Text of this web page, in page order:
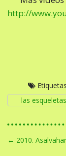
http://
las esqueletas
N
← 2010.